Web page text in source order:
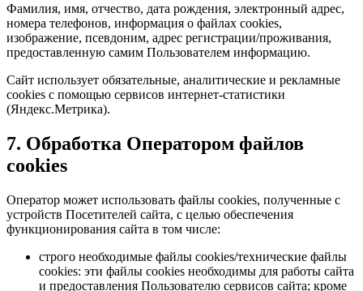
Фамилия, имя, отчество, дата рождения, электронный адрес,
номера телефонов, информация о файлах cookies,
изображение, псевдоним, адрес регистрации/проживания,
предоставленную самим Пользователем информацию.
Сайт использует обязательные, аналитические и рекламные
cookies с помощью сервисов интернет-статистики
(Яндекс.Метрика).
7. Обработка Оператором файлов
cookies
Оператор может использовать файлы cookies, полученные с
устройств Посетителей сайта, с целью обеспечения
функционирования сайта в том числе:
строго необходимые файлы cookies/технические файлы
cookies: эти файлы cookies необходимы для работы сайта
и предоставления Пользователю сервисов сайта; кроме